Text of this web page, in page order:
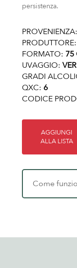
persistenza.
PROVENIENZA:
PRODUTTORE:
FORMATO: 75
UVAGGIO:
GRADI
QXC: 6
CODICE
AGGIUNGI
ALLA LISTA
Come